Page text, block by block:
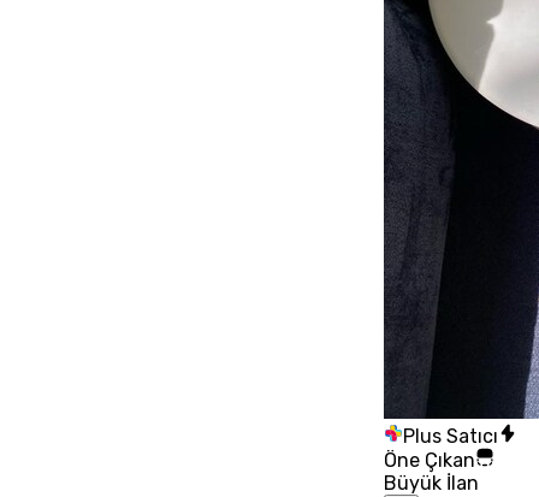
Plus Satıcı
Öne Çıkan
Büyük İlan